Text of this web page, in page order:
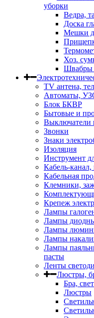
уборки
Ведра,
Доска
Мешки
Хоз.
Швабры
TV aнтена,
Автоматы,
Блок БКВР
Бытовые и
Выключатели
Звонки
Знаки
Изоляция
Инструмент
Кабель-
Кабельная
Клемники,
Крепеж
Лампы
Лампы
Лампы
Лампы
Лампы
пасты
Ленты
Люстры,
Бра,
Люстры